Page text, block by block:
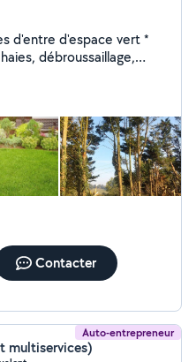
d'entre d'espace vert *
débroussaillage,
alentours.
Contacter
Auto-entrepreneur
multiservices)